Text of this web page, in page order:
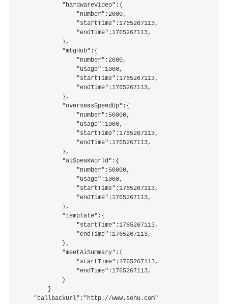
            "hardwareVideo":{
                "number":2000,
                "startTime":1765267113,
                "endTime":1765267113,
            },
            "mtgHub":{
                "number":2000,
                "usage":1000,
                "startTime":1765267113,
                "endTime":1765267113,
            },
            "overseasSpeedUp":{
                "number":50000,
                "usage":1000,
                "startTime":1765267113,
                "endTime":1765267113,
            },
            "aiSpeakWorld":{
                "number":50000,
                "usage":1000,
                "startTime":1765267113,
                "endTime":1765267113,
            },
            "template":{
                "startTime":1765267113,
                "endTime":1765267113,
            },
            "meetAiSummary":{
                "startTime":1765267113,
                "endTime":1765267113,
            }
        }
    "callbackUrl":"http://www.sohu.com"